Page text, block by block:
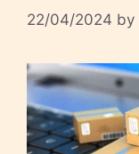
22/04/2024 by